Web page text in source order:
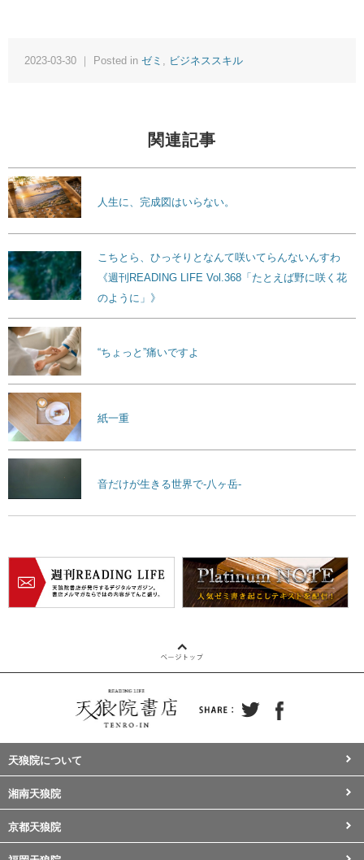
2023-03-30 ｜ Posted in ゼミ , ビジネススキル
関連記事
人生に、完成図はいらない。
こちとら、ひっそりとなんて咲いてらんないんすわ
《週刊READING LIFE Vol.368「たとえば野に咲く花
のように」》
“ちょっと”痛いですよ
紙一重
音だけが生きる世界で-八ヶ岳-
天狼院について
湘南天狼院
京都天狼院